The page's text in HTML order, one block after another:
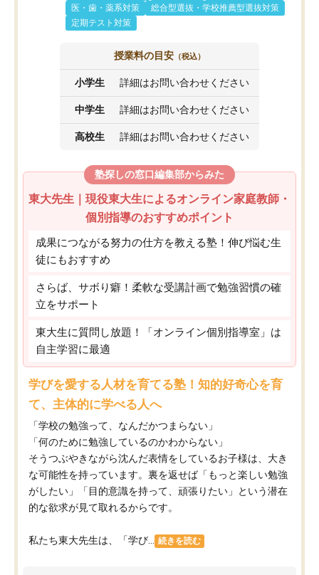
医・歯・薬系対策
総合型選抜・学校推薦型選抜対策
定期テスト対策
授業料の目安 （税込）
小学生 詳細はお問い合わせください
中学生 詳細はお問い合わせください
高校生 詳細はお問い合わせください
塾探しの窓口編集部からみた
東大先生｜現役東大生によるオンライン家庭教師・
個別指導のおすすめポイント
成果につながる努力の仕方を教える塾！伸び悩む生
徒にもおすすめ
さらば、サボり癖！柔軟な受講計画で勉強習慣の確
立をサポート
東大生に質問し放題！「オンライン個別指導室」は
自主学習に最適
学びを愛する人材を育てる塾！知的好奇心を育
て、主体的に学べる人へ
「学校の勉強って、なんだかつまらない」
「何のために勉強しているのかわからない」
そうつぶやきながら沈んだ表情をしているお子様は、大き
な可能性を持っています。裏を返せば「もっと楽しい勉強
がしたい」「目的意識を持って、頑張りたい」という潜在
的な欲求が見て取れるからです。
私たち東大先生は、「学び... 続きを読む